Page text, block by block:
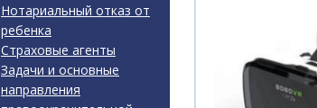
Нотариальный отказ от
ребенка
Страховые агенты
Задачи и основные
направления